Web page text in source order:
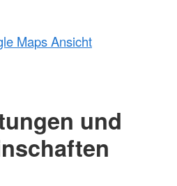
Maps Ansicht
und